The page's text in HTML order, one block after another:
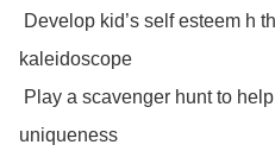
kaleidoscope
uniqueness